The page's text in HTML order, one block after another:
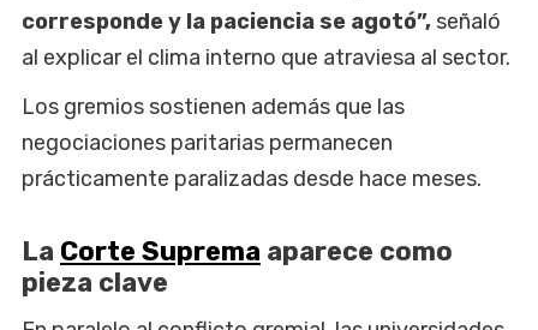
corresponde y la paciencia se agotó”, señaló
al explicar el clima interno que atraviesa al sector.
Los gremios sostienen además que las
negociaciones paritarias permanecen
prácticamente paralizadas desde hace meses.
La Corte Suprema aparece como
pieza clave